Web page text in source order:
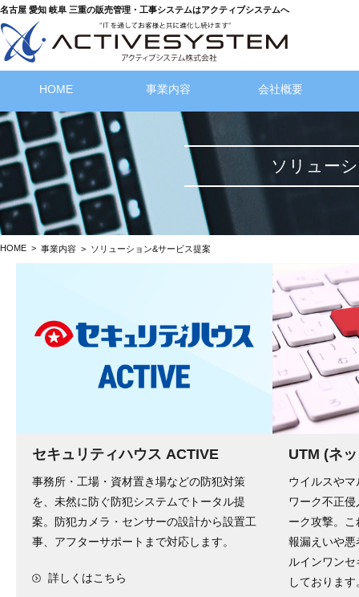
名古屋 愛知 岐阜 三重の販売管理・工事システムはアクティブシステムへ
HOME 事業内容 会社概要
ソリュー
HOME > 事業内容 > ソリューション&サービス提案
セキュリティハウス ACTIVE
事務所・工場・資材置き場などの防犯対策
を、未然に防ぐ防犯システムでトータル提
案。防犯カメラ・センサーの設計から設置工
事、アフターサポートまで対応します。
詳しくはこちら
UTM (ネ
ウイルスや
ワーク不正
ーク攻撃。
報漏えいや
ルインワン
しております